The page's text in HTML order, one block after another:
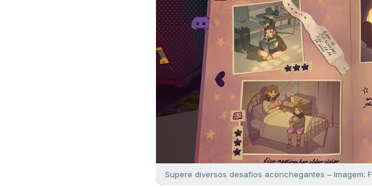
Supere diversos desafios aconchegantes – Imagem: